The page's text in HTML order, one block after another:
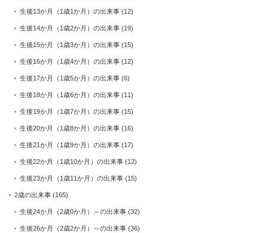
生後13か月（1歳1か月）の出来事 (12)
生後14か月（1歳2か月）の出来事 (19)
生後15か月（1歳3か月）の出来事 (15)
生後16か月（1歳4か月）の出来事 (12)
生後17か月（1歳5か月）の出来事 (6)
生後18か月（1歳6か月）の出来事 (11)
生後19か月（1歳7か月）の出来事 (15)
生後20か月（1歳8か月）の出来事 (16)
生後21か月（1歳9か月）の出来事 (17)
生後22か月（1歳10か月）の出来事 (12)
生後23か月（1歳11か月）の出来事 (15)
2歳の出来事 (165)
生後24か月（2歳0か月）～の出来事 (32)
生後26か月（2歳2か月）～の出来事 (36)